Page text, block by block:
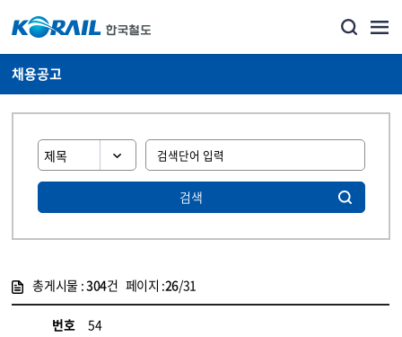
채용공고
검색
총게시물 :304건 페이지 :26/31
번호
54